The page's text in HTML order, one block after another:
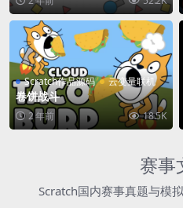
Scratch作品源码 云变量联机
卷饼战斗
2 年前 18.5K
赛事
Scratch国内赛事真题与模